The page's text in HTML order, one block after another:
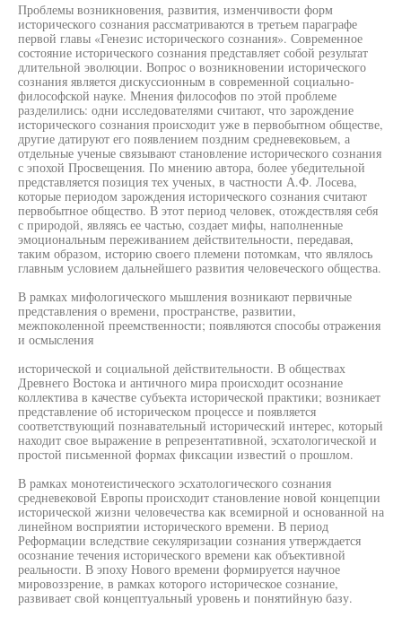
Проблемы возникновения, развития, изменчивости форм
исторического сознания рассматриваются в третьем параграфе
первой главы «Генезис исторического сознания». Современное
состояние исторического сознания представляет собой результат
длительной эволюции. Вопрос о возникновении исторического
сознания является дискуссионным в современной социально-
философской науке. Мнения философов по этой проблеме
разделились: одни исследователями считают, что зарождение
исторического сознания происходит уже в первобытном обществе,
другие датируют его появлением поздним средневековьем, а
отдельные ученые связывают становление исторического сознания
с эпохой Просвещения. По мнению автора, более убедительной
представляется позиция тех ученых, в частности А.Ф. Лосева,
которые периодом зарождения исторического сознания считают
первобытное общество. В этот период человек, отождествляя себя
с природой, являясь ее частью, создает мифы, наполненные
эмоциональным переживанием действительности, передавая,
таким образом, историю своего племени потомкам, что являлось
главным условием дальнейшего развития человеческого общества.
В рамках мифологического мышления возникают первичные
представления о времени, пространстве, развитии,
межпоколенной преемственности; появляются способы отражения
и осмысления
исторической и социальной действительности. В обществах
Древнего Востока и античного мира происходит осознание
коллектива в качестве субъекта исторической практики; возникает
представление об историческом процессе и появляется
соответствующий познавательный исторический интерес, который
находит свое выражение в репрезентативной, эсхатологической и
простой письменной формах фиксации известий о прошлом.
В рамках монотеистического эсхатологического сознания
средневековой Европы происходит становление новой концепции
исторической жизни человечества как всемирной и основанной на
линейном восприятии исторического времени. В период
Реформации вследствие секуляризации сознания утверждается
осознание течения исторического времени как объективной
реальности. В эпоху Нового времени формируется научное
мировоззрение, в рамках которого историческое сознание,
развивает свой концептуальный уровень и понятийную базу.